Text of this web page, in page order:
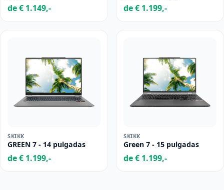
de € 1.149,- de € 1.199,-
SKIKK
GREEN 7 - 14 pulgadas
de € 1.199,-
SKIKK
Green 7 - 15 pulgadas
de € 1.199,-